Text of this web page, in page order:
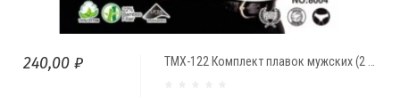
240,00 ₽